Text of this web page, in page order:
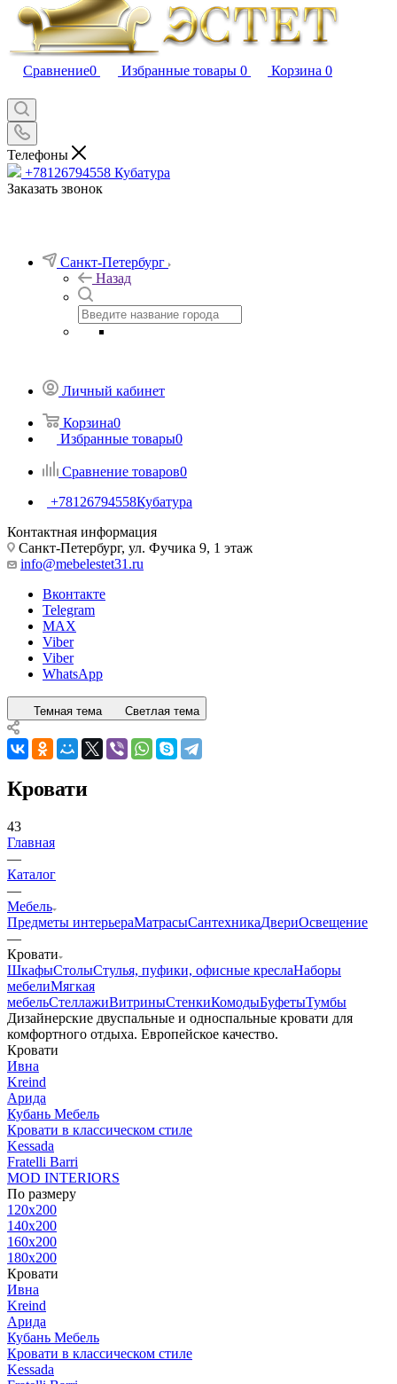
Сравнение0 Избранные товары 0 Корзина 0
Телефоны
+78126794558 Кубатура
Заказать звонок
Санкт-Петербург
Назад
Личный кабинет
Корзина0
Избранные товары0
Сравнение товаров0
+78126794558Кубатура
Контактная информация
Санкт-Петербург, ул. Фучика 9, 1 этаж
info@mebelestet31.ru
Вконтакте
Telegram
MAX
Viber
Viber
WhatsApp
Темная тема Светлая тема
Кровати
43
Главная
—
Каталог
—
Мебель
Предметы интерьераМатрасыСантехникаДвериОсвещение
—
Кровати
ШкафыСтолыСтулья, пуфики, офисные креслаНаборы
мебелиМягкая
мебельСтеллажиВитриныСтенкиКомодыБуфетыТумбы
Дизайнерские двуспальные и односпальные кровати для
комфортного отдыха. Европейское качество.
Кровати
Ивна
Kreind
Арида
Кубань Мебель
Кровати в классическом стиле
Kessada
Fratelli Barri
MOD INTERIORS
По размеру
120x200
140x200
160x200
180x200
Кровати
Ивна
Kreind
Арида
Кубань Мебель
Кровати в классическом стиле
Kessada